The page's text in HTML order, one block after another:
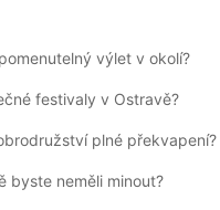
výlet v okolí?
festivaly v Ostravě?
plné překvapení?
byste neměli minout?